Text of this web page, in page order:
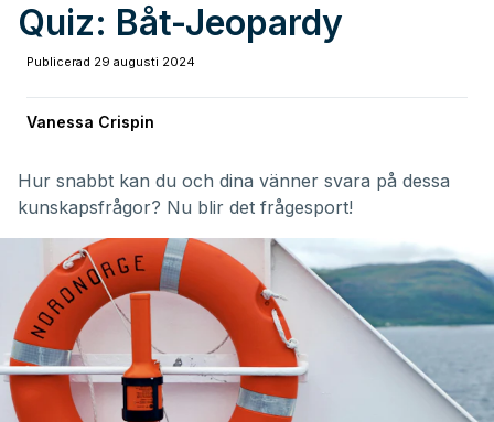
Quiz: Båt-Jeopardy
Publicerad 29 augusti 2024
Vanessa Crispin
Hur snabbt kan du och dina vänner svara på dessa
kunskapsfrågor? Nu blir det frågesport!